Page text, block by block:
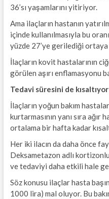
36’sı yaşamlarını yitiriyor.
Ama ilaçların hastanın
içinde kullanılmasıyla bu
yüzde 27’ye gerilediği ortaya
İlaçların kovit hastalarının
görülen aşırı enflamasyonu
Tedavi süresini de kısaltıyor
İlaçların yoğun bakım
kurtarmasının yanı sıra
ortalama bir hafta kadar
Her iki ilacın da daha önce
Deksametazon adlı
ve tedaviyi daha etkili hale
Söz konusu ilaçlar hasta
1000 lira) mal oluyor. Bu